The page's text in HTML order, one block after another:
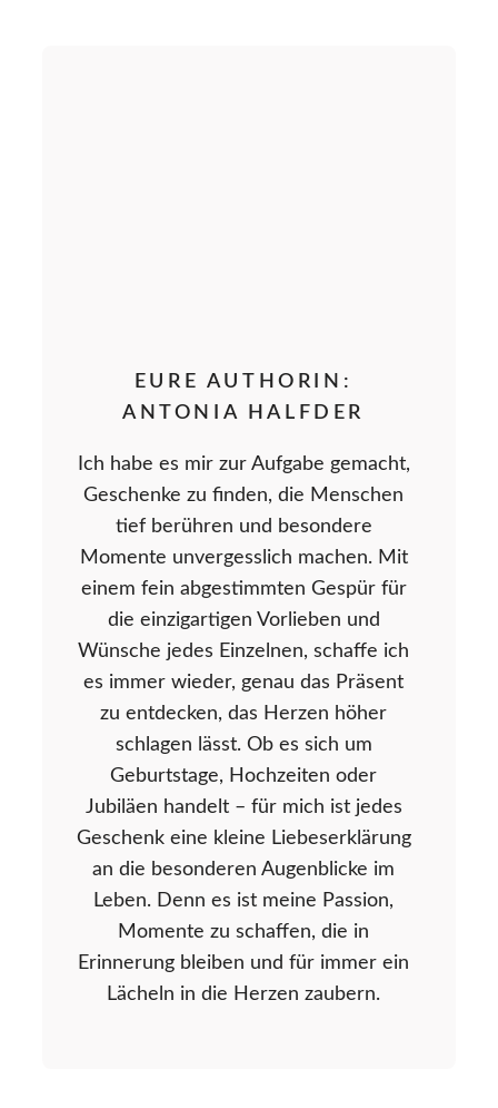
EURE AUTHORIN:
ANTONIA HALFDER
Ich habe es mir zur Aufgabe gemacht,
Geschenke zu finden, die Menschen
tief berühren und besondere
Momente unvergesslich machen. Mit
einem fein abgestimmten Gespür für
die einzigartigen Vorlieben und
Wünsche jedes Einzelnen, schaffe ich
es immer wieder, genau das Präsent
zu entdecken, das Herzen höher
schlagen lässt. Ob es sich um
Geburtstage, Hochzeiten oder
Jubiläen handelt – für mich ist jedes
Geschenk eine kleine Liebeserklärung
an die besonderen Augenblicke im
Leben. Denn es ist meine Passion,
Momente zu schaffen, die in
Erinnerung bleiben und für immer ein
Lächeln in die Herzen zaubern.